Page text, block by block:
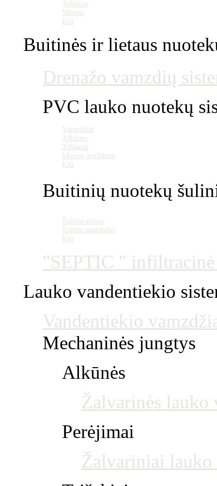
Trišakiai
Movos
Kiti
Buitinės ir lietaus
Drenažo vamzdių
PVC lauko nuotekų
Vamzdžiai
Alkūnės
Trišakiai
Movos, perėjimai
Kiti
Buitinių nuotekų
Šulinio stovas
Šulinio pagrindas
Kiti
"SEPTIC "
Lauko vandentiekio
Vandentiekio
Mechaninės jungtys
Alkūnės
Žalvarinės lauko
Perėjimai
Žalvariniai